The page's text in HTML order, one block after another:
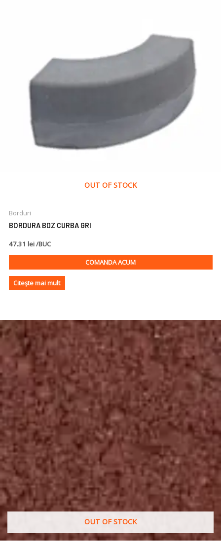
OUT OF STOCK
Borduri
BORDURA BDZ CURBA GRI
47.31 lei /BUC
COMANDA ACUM
Citește mai mult
OUT OF STOCK